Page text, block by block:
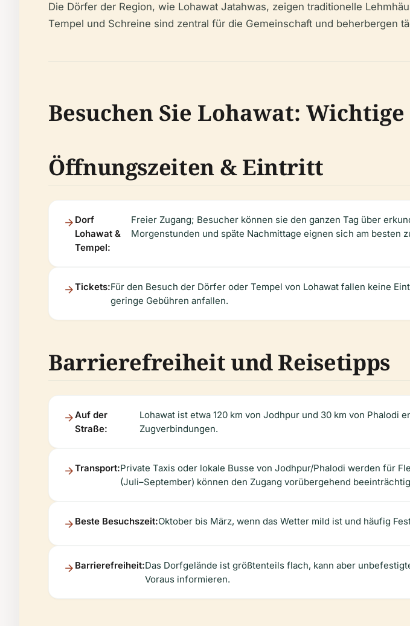
Die Dörfer der Region, wie Lohawat Jatahwas, zeigen traditionelle
Tempel und Schreine sind zentral für die Gemeinschaft und beherbergen
Besuchen Sie Lohawat:
Öffnungszeiten & Eintritt
Dorf
Lohawat &
Tempel:
Freier Zugang; Besucher können sie den ganzen Tag über
Morgenstunden und späte Nachmittage eignen sich am besten
Tickets:Für den Besuch der Dörfer oder Tempel von Lohawat fallen keine
geringe Gebühren anfallen.
Barrierefreiheit und Reisetipps
Auf der
Straße:
Lohawat ist etwa 120 km von Jodhpur und 30 km von Phalodi
Zugverbindungen.
Transport:Private Taxis oder lokale Busse von Jodhpur/Phalodi werden für
(Juli–September) können den Zugang vorübergehend
Beste Besuchszeit:Oktober bis März, wenn das Wetter mild ist und häufig
Barrierefreiheit:Das Dorfgelände ist größtenteils flach, kann aber
Voraus informieren.